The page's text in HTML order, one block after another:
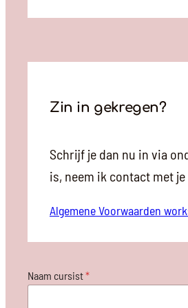
Zin in gekregen?
Schrijf je dan nu in via
is, neem ik contact met
Algemene Voorwaarden
Naam cursist*